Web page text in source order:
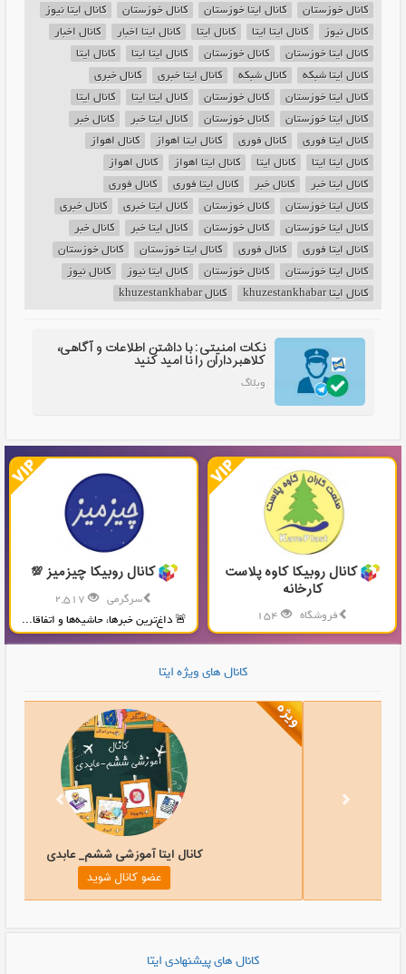
کانال خوزستان کانال ایتا خوزستان کانال خوزستان
کانال ایتا نیوز
کانال نیوز
کانال ایتا ایتا کانال ایتا کانال ایتا اخبار
کانال اخبار
کانال ایتا خوزستان
کانال خوزستان کانال ایتا ایتا
کانال ایتا
کانال ایتا شبکه
کانال شبکه کانال ایتا خبری
کانال خبری
کانال ایتا خوزستان
کانال خوزستان کانال ایتا ایتا
کانال ایتا
کانال ایتا خوزستان
کانال خوزستان کانال ایتا خبر
کانال خبر
کانال ایتا فوری
کانال فوری کانال ایتا اهواز
کانال اهواز
کانال ایتا ایتا
کانال ایتا کانال ایتا اهواز
کانال اهواز
کانال ایتا خبر
کانال خبر کانال ایتا فوری
کانال فوری
کانال ایتا خوزستان
کانال خوزستان کانال ایتا خبری
کانال خبری
کانال ایتا خوزستان
کانال خوزستان کانال ایتا خبر
کانال خبر
کانال ایتا فوری
کانال فوری کانال ایتا خوزستان
کانال خوزستان
کانال ایتا خوزستان
کانال خوزستان کانال ایتا نیوز
کانال نیوز
کانال ایتا khuzestankhabar
کانال khuzestankhabar
نکات امنیتی: با داشتن اطلاعات و آگاهی،
کلاهبرداران را نا امید کنید
وبلاگ
کانال روبیکا کاوه پلاست
کارخانه
فروشگاه
تولید و پخش محصولات پلاستیکی...
کانال روبیکا چیزمیز 💯
سرگرمی
🚨 داغ‌ترین خبرها، حاشیه‌ها و اتفاقا...
کانال های ویژه ایتا
کانال ایتا
کانال های پیشنهادی ایتا